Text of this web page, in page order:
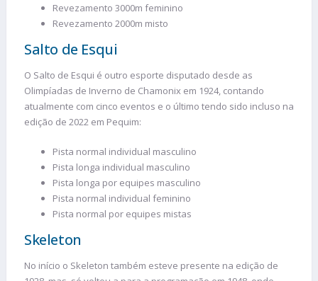
Revezamento 3000m feminino
Revezamento 2000m misto
Salto de Esqui
O Salto de Esqui é outro esporte disputado desde as
Olimpíadas de Inverno de Chamonix em 1924, contando
atualmente com cinco eventos e o último tendo sido incluso na
edição de 2022 em Pequim:
Pista normal individual masculino
Pista longa individual masculino
Pista longa por equipes masculino
Pista normal individual feminino
Pista normal por equipes mistas
Skeleton
No início o Skeleton também esteve presente na edição de